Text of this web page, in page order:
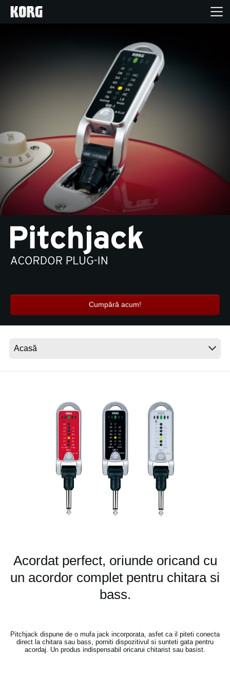
Eveniment
Asistență
Găsește un Magazin
Ştiri
Locaţie
Despre Korg
Cumpără acum!
Acordat perfect, oriunde oricand cu
un acordor complet pentru chitara si
bass.
Pitchjack dispune de o mufa jack incorporata, asfet ca il piteti conecta
direct la chitara sau bass, porniti dispozitivul si sunteti gata pentru
acordaj. Un produs indispensabil oricarui chitarist sau basist.